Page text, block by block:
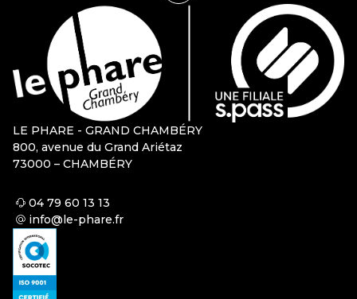
LE PHARE - GRAND CHAMBÉRY
800, avenue du Grand Ariétaz
73000 – CHAMBÉRY
04 79 60 13 13
info@le-phare.fr